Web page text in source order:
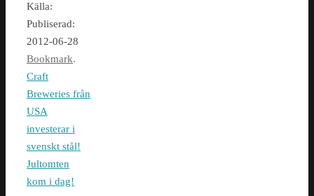
Källa:
Publiserad:
2012-06-28
Bookmark.
Craft
Breweries från
USA
investerar i
svenskt stål!
Jultomten
kom i dag!